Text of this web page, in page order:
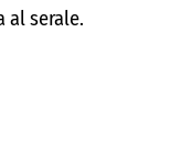
al serale.